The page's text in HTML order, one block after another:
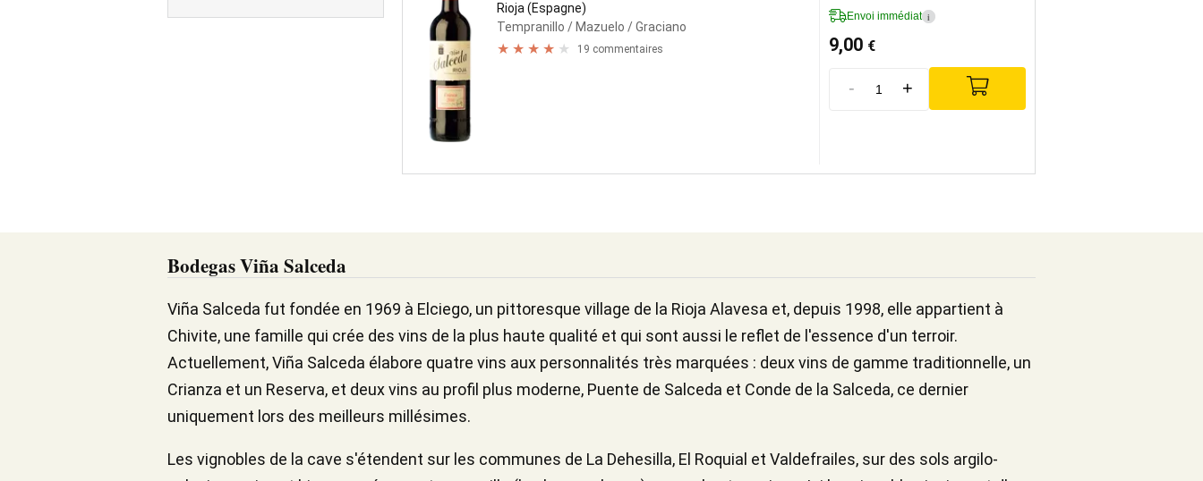
Rioja (Espagne)
Tempranillo / Mazuelo / Graciano
19 commentaires
Envoi immédiat i
9,00 €
- +
Bodegas Viña Salceda
Viña Salceda fut fondée en 1969 à Elciego, un pittoresque village de la Rioja Alavesa et, depuis 1998, elle appartient à
Chivite, une famille qui crée des vins de la plus haute qualité et qui sont aussi le reflet de l'essence d'un terroir.
Actuellement, Viña Salceda élabore quatre vins aux personnalités très marquées : deux vins de gamme traditionnelle, un
Crianza et un Reserva, et deux vins au profil plus moderne, Puente de Salceda et Conde de la Salceda, ce dernier
uniquement lors des meilleurs millésimes.
Les vignobles de la cave s'étendent sur les communes de La Dehesilla, El Roquial et Valdefrailes, sur des sols argilo-